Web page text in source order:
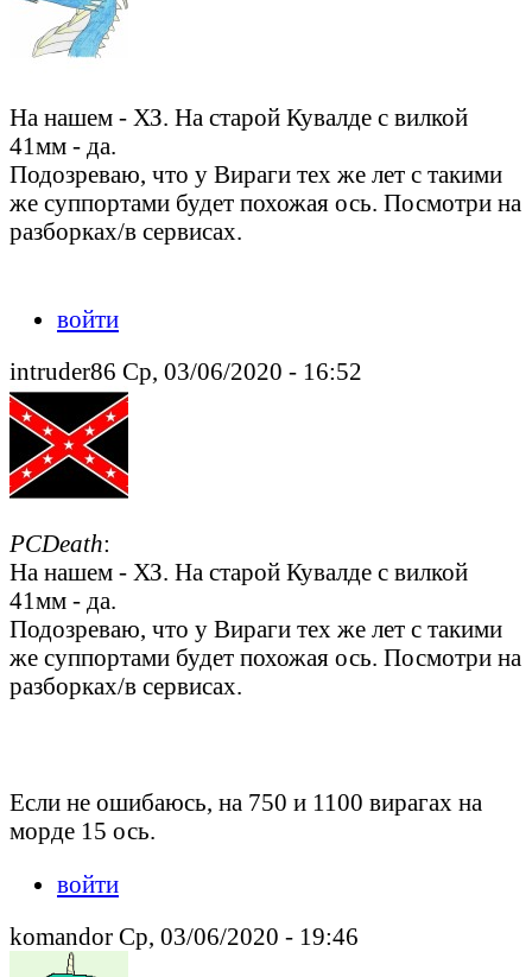
На нашем - ХЗ. На старой Кувалде с вилкой
41мм - да.
Подозреваю, что у Вираги тех же лет с такими
же суппортами будет похожая ось. Посмотри на
разборках/в сервисах.
войти
intruder86 Ср, 03/06/2020 - 16:52
PCDeath:
На нашем - ХЗ. На старой Кувалде с вилкой
41мм - да.
Подозреваю, что у Вираги тех же лет с такими
же суппортами будет похожая ось. Посмотри на
разборках/в сервисах.
Если не ошибаюсь, на 750 и 1100 вирагах на
морде 15 ось.
войти
komandor Ср, 03/06/2020 - 19:46